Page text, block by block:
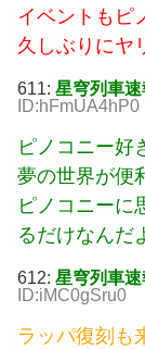
イベントもピ
久しぶりにヤ
611: 星穹列車速
ID:hFmUA4hP0
ピノコニー好
夢の世界が便
ピノコニーに
るだけなんだ
612: 星穹列車速
ID:iMC0gSru0
ラッパ復刻も